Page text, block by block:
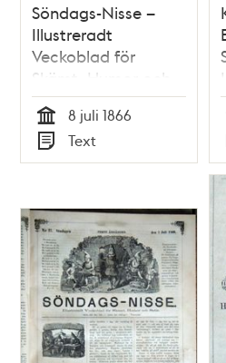
Söndags-Nisse –
Illustreradt
Veckoblad för
Skämt, Humor och
Satir, nr 28, den 8
juli 1866
Tid
8 juli 1866
Typ
Text